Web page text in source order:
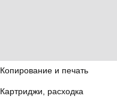
Копирование и печать
Картриджи, расходка